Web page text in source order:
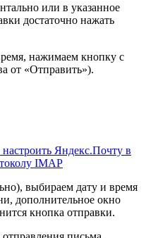
или в указанное
достаточно нажать
нажимаем кнопку с
от «Отправить»).
Яндекс.Почту в
IMAP
выбираем дату и время
дополнительное окно
кнопка отправки.